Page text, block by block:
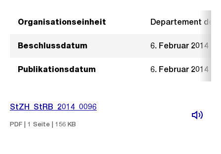
Organisationseinheit Departement der
Beschlussdatum 6. Februar 2014
Publikationsdatum 6. Februar 2014
StZH_StRB_2014_0096
PDF | 1 Seite | 156 KB